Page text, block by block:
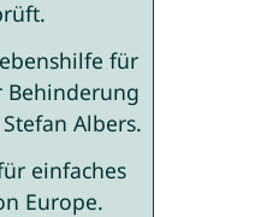
für
Behinderung
Albers.
einfaches
Europe.